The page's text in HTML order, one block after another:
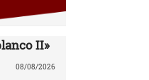
II»
08/08/2026